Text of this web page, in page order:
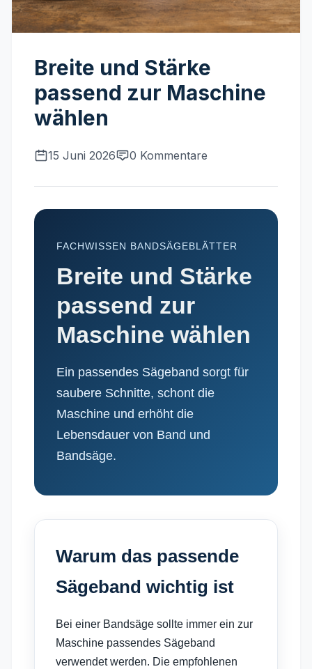
Breite und Stärke
passend zur Maschine
wählen
15 Juni 2026 0 Kommentare
FACHWISSEN BANDSÄGEBLÄTTER
Breite und Stärke
passend zur
Maschine wählen
Ein passendes Sägeband sorgt für
saubere Schnitte, schont die
Maschine und erhöht die
Lebensdauer von Band und
Bandsäge.
Warum das passende
Sägeband wichtig ist
Bei einer Bandsäge sollte immer ein zur
Maschine passendes Sägeband
verwendet werden. Die empfohlenen